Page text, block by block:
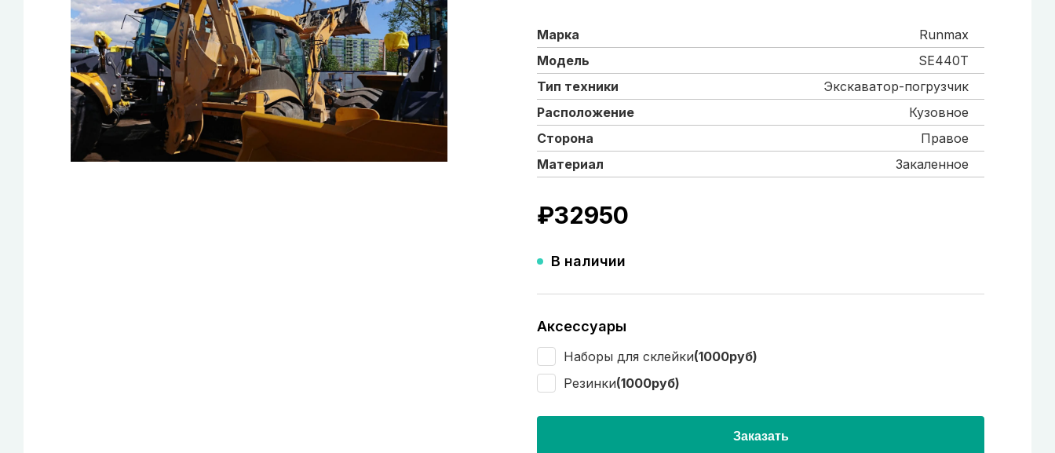
Марка
Runmax
Модель
SE440T
Тип техники
Экскаватор-погрузчик
Расположение
Кузовное
Сторона
Правое
Материал
Закаленное
₽32950
В наличии
Аксессуары
Наборы для склейки(1000руб)
Резинки(1000руб)
Заказать